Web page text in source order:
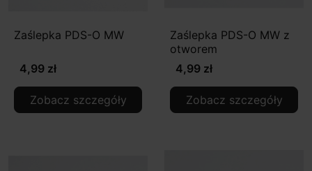
Zaślepka PDS-O MW
4,99 zł
Zobacz szczegóły
Zaślepka PDS-O MW z
otworem
4,99 zł
Zobacz szczegóły